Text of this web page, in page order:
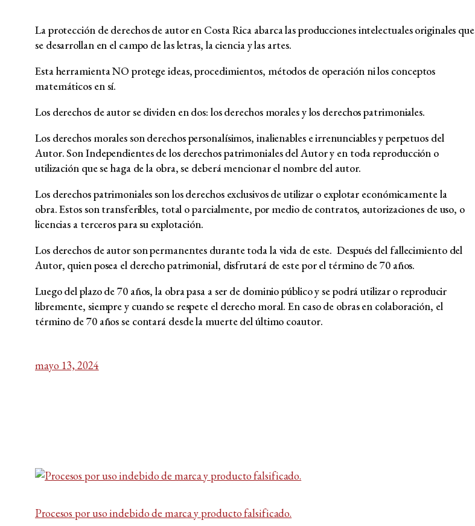
La protección de derechos de autor en Costa Rica abarca las producciones intelectuales originales que
se desarrollan en el campo de las letras, la ciencia y las artes.
Esta herramienta NO protege ideas, procedimientos, métodos de operación ni los conceptos
matemáticos en sí.
Los derechos de autor se dividen en dos: los derechos morales y los derechos patrimoniales.
Los derechos morales son derechos personalísimos, inalienables e irrenunciables y perpetuos del
Autor. Son Independientes de los derechos patrimoniales del Autor y en toda reproducción o
utilización que se haga de la obra, se deberá mencionar el nombre del autor.
Los derechos patrimoniales son los derechos exclusivos de utilizar o explotar económicamente la
obra. Estos son transferibles, total o parcialmente, por medio de contratos, autorizaciones de uso, o
licencias a terceros para su explotación.
Los derechos de autor son permanentes durante toda la vida de este. Después del fallecimiento del
Autor, quien posea el derecho patrimonial, disfrutará de este por el término de 70 años.
Luego del plazo de 70 años, la obra pasa a ser de dominio público y se podrá utilizar o reproducir
libremente, siempre y cuando se respete el derecho moral. En caso de obras en colaboración, el
término de 70 años se contará desde la muerte del último coautor.
mayo 13, 2024
Procesos por uso indebido de marca y producto falsificado.